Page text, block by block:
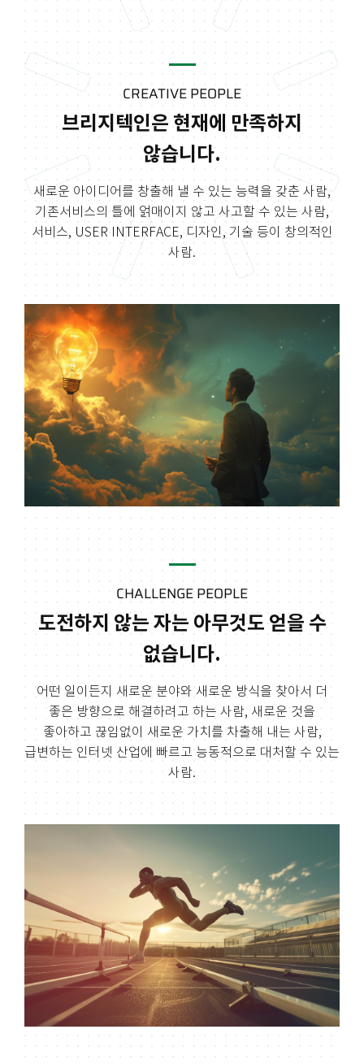
CREATIVE PEOPLE
브리지텍인은 현재에 만족하지
않습니다.
새로운 아이디어를 창출해 낼 수 있는 능력을 갖춘 사람,
기존서비스의 틀에 얽매이지 않고 사고할 수 있는 사람,
서비스, USER INTERFACE, 디자인, 기술 등이 창의적인
사람.
CHALLENGE PEOPLE
도전하지 않는 자는 아무것도 얻을 수
없습니다.
어떤 일이든지 새로운 분야와 새로운 방식을 찾아서 더
좋은 방향으로 해결하려고 하는 사람, 새로운 것을
좋아하고 끊임없이 새로운 가치를 차출해 내는 사람,
급변하는 인터넷 산업에 빠르고 능동적으로 대처할 수 있는
사람.